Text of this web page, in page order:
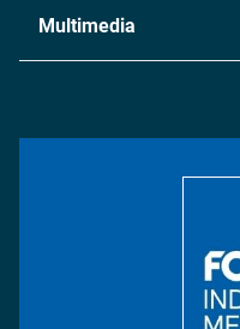
Metall
Energie
Multimedia